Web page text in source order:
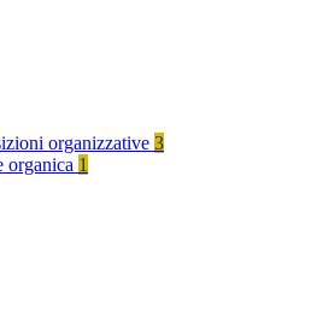
organizzative 3
organica 1